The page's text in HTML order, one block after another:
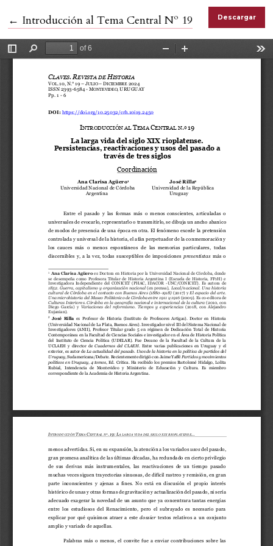
← Volver a los detalles del artículo
Introducción al Tema Central Nº 19 Descargar